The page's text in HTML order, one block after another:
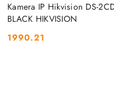
Kamera IP Hikvision DS-
BLACK HIKVISION
Cena:
1990.21